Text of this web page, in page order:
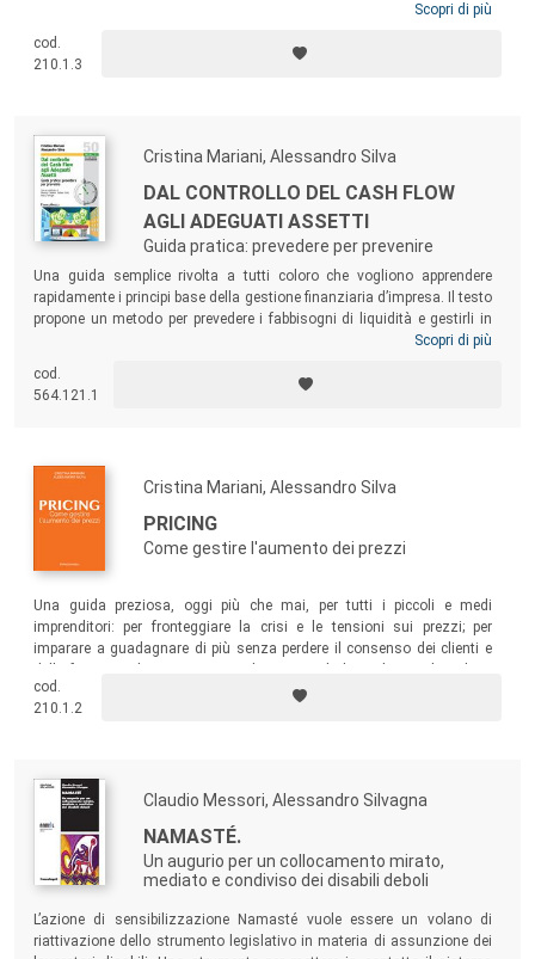
Scopri di più
cod.
210.1.3
Cristina Mariani, Alessandro Silva
DAL CONTROLLO DEL CASH FLOW
AGLI ADEGUATI ASSETTI
Guida pratica: prevedere per prevenire
Una guida semplice rivolta a tutti coloro che vogliono apprendere
rapidamente i principi base della gestione finanziaria d’impresa. Il testo
propone un metodo per prevedere i fabbisogni di liquidità e gestirli in
modo tempestivo, non in emergenza. Il libro insegna come tenere
di pagamento dei fornitori, prevedere le uscite periodiche per
tredicesime, rate di mutui, e molto altro ancora…
Scopri di più
cod.
564.121.1
Cristina Mariani, Alessandro Silva
PRICING
Come gestire l'aumento dei prezzi
Una guida preziosa, oggi più che mai, per tutti i piccoli e medi
imprenditori: per fronteggiare la crisi e le tensioni sui prezzi; per
imparare a guadagnare di più senza perdere il consenso dei clienti e
nella realtà della propria azienda.
cod.
210.1.2
Claudio Messori, Alessandro Silvagna
NAMASTÉ.
Un augurio per un collocamento mirato,
mediato e condiviso dei disabili deboli
L’azione di sensibilizzazione Namasté vuole essere un volano di
riattivazione dello strumento legislativo in materia di assunzione dei